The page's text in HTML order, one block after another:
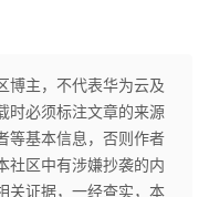
博主，不代表华为云及
时必须标注文章的来源
等基本信息，否则作者
社区中有涉嫌抄袭的内
关证据，一经查实，本